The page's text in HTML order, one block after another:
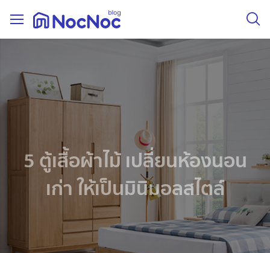
5 ตู้เสื้อผ้าไม้ เปลี่ยนห้องนอน
เก่า ให้เป็นมินิมอลสไตล์